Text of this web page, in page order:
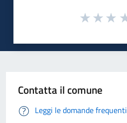
Contatta il comune
Leggi le domande frequenti